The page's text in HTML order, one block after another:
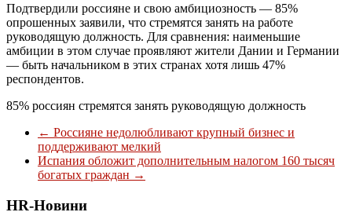
Подтвердили россияне и свою амбициозность — 85%
опрошенных заявили, что стремятся занять на работе
руководящую должность. Для сравнения: наименьшие
амбиции в этом случае проявляют жители Дании и Германии
— быть начальником в этих странах хотя лишь 47%
респондентов.
85% россиян стремятся занять руководящую должность
← Россияне недолюбливают крупный бизнес и
поддерживают мелкий
Испания обложит дополнительным налогом 160 тысяч
богатых граждан →
HR-Новини